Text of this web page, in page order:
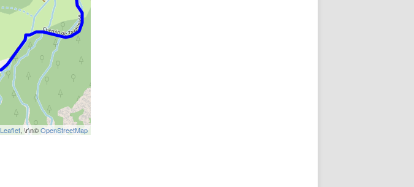
Leaflet, \r\n©OpenStreetMap